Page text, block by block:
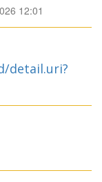
12:01
detail.uri?